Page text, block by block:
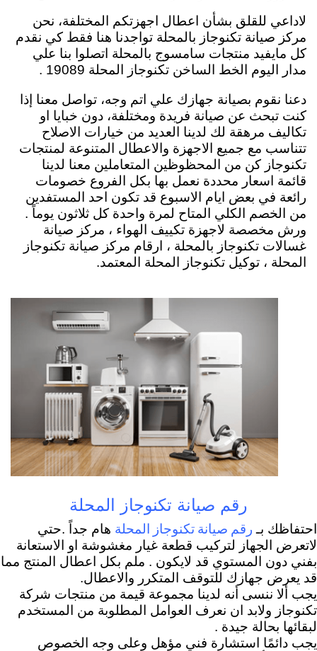
لاداعي للقلق بشأن اعطال اجهزتكم المختلفة، نحن
مركز صيانة تكنوجاز بالمحلة تواجدنا هنا فقط كي نقدم
كل مايفيد منتجات سامسوج بالمحلة اتصلوا بنا علي
مدار اليوم الخط الساخن تكنوجاز المحلة 19089 .
دعنا نقوم بصيانة جهازك علي اتم وجه، تواصل معنا إذا
كنت تبحث عن صيانة فريدة ومختلفة، دون خبايا او
تكاليف مرهقة لك لدينا العديد من خيارات الاصلاح
تتناسب مع جميع الاجهزة والاعطال المتنوعة لمنتجات
تكنوجاز كن من المحظوظين المتعاملين معنا لدينا
قائمة اسعار محددة نعمل بها بكل الفروع خصومات
رائعة في بعض ايام الاسبوع قد تكون احد المستفدين
من الخصم الكلي المتاح لمرة واحدة كل ثلاثون يوماً .
ورش مخصصة لاجهزة تكييف الهواء ، مركز صيانة
غسالات تكنوجاز بالمحلة ، ارقام مركز صيانة تكنوجاز
المحلة ، توكيل تكنوجاز المحلة المعتمد.
رقم صيانة تكنوجاز المحلة
احتفاظك بـ رقم صيانة تكنوجاز المحلة هام جداً .حتي
لاتعرض الجهاز لتركيب قطعة غيار مغشوشة او الاستعانة
بفني دون المستوي قد لايكون . ملم بكل اعطال المنتج مما
قد يعرض جهازك للتوقف المتكرر والاعطال.
يجب ألا ننسى أنه لدينا مجموعة قيمة من منتجات شركة
تكنوجاز ولابد ان نعرف العوامل المطلوبة من المستخدم
لبقائها بحالة جيدة .
يجب دائمًا استشارة فني مؤهل وعلى وجه الخصوص